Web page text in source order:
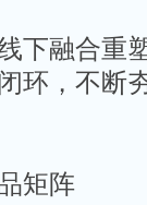
下融合重
环，不断
矩阵